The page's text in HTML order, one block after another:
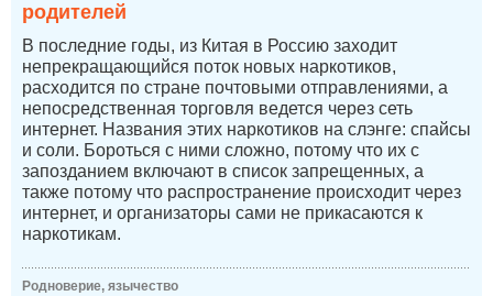
родителей
В последние годы, из Китая в Россию заходит
непрекращающийся поток новых наркотиков,
расходится по стране почтовыми отправлениями, а
непосредственная торговля ведется через сеть
интернет. Названия этих наркотиков на слэнге: спайсы
и соли. Бороться с ними сложно, потому что их с
запозданием включают в список запрещенных, а
также потому что распространение происходит через
интернет, и организаторы сами не прикасаются к
наркотикам.
Родноверие, язычество